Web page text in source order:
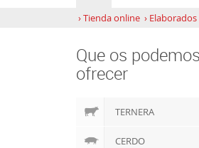
›Tienda online › Elaborados
Que os podemos
ofrecer
TERNERA
CERDO